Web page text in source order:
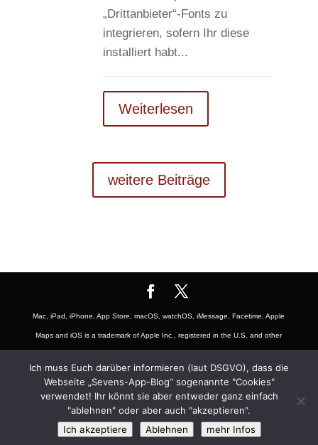
„Drittanbieter“-Fonts zu
integrieren, sofern Ihr diese
installiert habt...
Weiterlesen
weitere Beiträge
Mac, iPad, iPhone, App Store, macOS, watchOS, iMessage, Facetime, Apple
Maps and iOS is a trademark of Apple Inc., registered in the U.S. and other
and other countries. App Store is a service mark of Apple Inc., registered in
the U.S. and other countries. Also the Mac and iOS Badge is a trademark of
Apple, Inc. Youtube is a Trademark of Google LLC and registered in U.S.
and other countries and belongs to the subsidiary company Alphabet Inc.
Ich muss Euch darüber informieren (laut DSGVO), dass die
Webseite „Sevens-App-Blog“ sogenannte "Cookies"
verwendet! Ihr könnt sie aber entweder ganz einfach
"ablehnen" oder aber auch "akzeptieren".
Ich akzeptiere
Ablehnen mehr Infos